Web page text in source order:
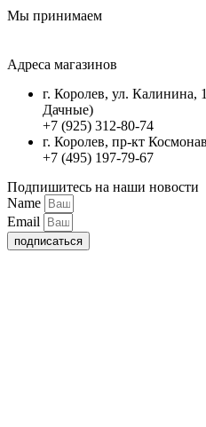
Мы принимаем
Адреса магазинов
г. Королев, ул. Калинина,
Дачные)
+7 (925) 312-80-74
г. Королев, пр-кт
+7 (495) 197-79-67
Подпишитесь на наши новости
Name
Email
подписаться